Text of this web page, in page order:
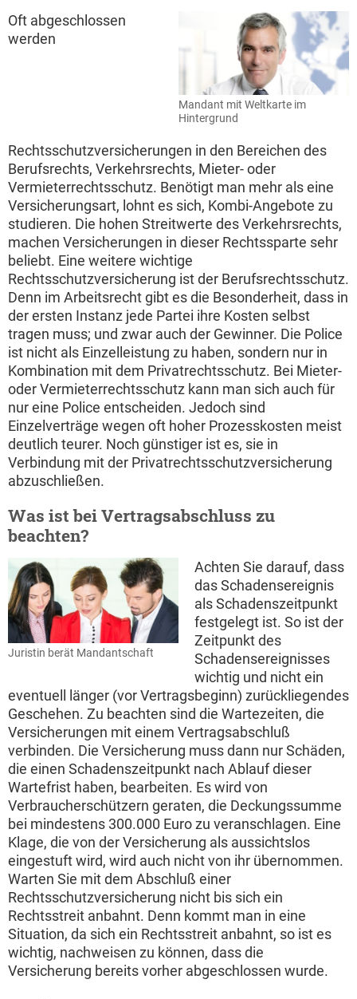
Mandant mit Weltkarte im
Hintergrund
Oft abgeschlossen
werden
Rechtsschutzversicherungen in den Bereichen des
Berufsrechts, Verkehrsrechts, Mieter- oder
Vermieterrechtsschutz. Benötigt man mehr als eine
Versicherungsart, lohnt es sich, Kombi-Angebote zu
studieren. Die hohen Streitwerte des Verkehrsrechts,
machen Versicherungen in dieser Rechtssparte sehr
beliebt. Eine weitere wichtige
Rechtsschutzversicherung ist der Berufsrechtsschutz.
Denn im Arbeitsrecht gibt es die Besonderheit, dass in
der ersten Instanz jede Partei ihre Kosten selbst
tragen muss; und zwar auch der Gewinner. Die Police
ist nicht als Einzelleistung zu haben, sondern nur in
Kombination mit dem Privatrechtsschutz. Bei Mieter-
oder Vermieterrechtsschutz kann man sich auch für
nur eine Police entscheiden. Jedoch sind
Einzelverträge wegen oft hoher Prozesskosten meist
deutlich teurer. Noch günstiger ist es, sie in
Verbindung mit der Privatrechtsschutzversicherung
abzuschließen.
Was ist bei Vertragsabschluss zu
beachten?
Juristin berät Mandantschaft
Achten Sie darauf, dass
das Schadensereignis
als Schadenszeitpunkt
festgelegt ist. So ist der
Zeitpunkt des
Schadensereignisses
wichtig und nicht ein
eventuell länger (vor Vertragsbeginn) zurückliegendes
Geschehen. Zu beachten sind die Wartezeiten, die
Versicherungen mit einem Vertragsabschluß
verbinden. Die Versicherung muss dann nur Schäden,
die einen Schadenszeitpunkt nach Ablauf dieser
Wartefrist haben, bearbeiten. Es wird von
Verbraucherschützern geraten, die Deckungssumme
bei mindestens 300.000 Euro zu veranschlagen. Eine
Klage, die von der Versicherung als aussichtslos
eingestuft wird, wird auch nicht von ihr übernommen.
Warten Sie mit dem Abschluß einer
Rechtsschutzversicherung nicht bis sich ein
Rechtsstreit anbahnt. Denn kommt man in eine
Situation, da sich ein Rechtsstreit anbahnt, so ist es
wichtig, nachweisen zu können, dass die
Versicherung bereits vorher abgeschlossen wurde.